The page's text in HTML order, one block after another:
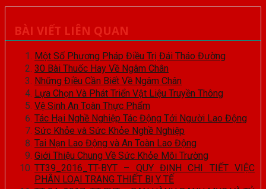
BÀI VIẾT LIÊN QUAN
Một Số Phương Pháp Điều Trị Đái Tháo Đường
30 Bài Thuốc Hay Về Ngâm Chân
Những Điều Cần Biết Về Ngâm Chân
Lựa Chọn Và Phát Triển Vật Liệu Truyền Thông
Vệ Sinh An Toàn Thực Phẩm
Tác Hại Nghề Nghiệp Tác Động Tới Người Lao Động
Sức Khỏe và Sức Khỏe Nghề Nghiệp
Tai Nạn Lao Động và An Toàn Lao Động
Giới Thiệu Chung Về Sức Khỏe Môi Trường
TT39_2016_TT-BYT – QUY ĐỊNH CHI TIẾT VIỆC
PHÂN LOẠI TRANG THIẾT BỊ Y TẾ